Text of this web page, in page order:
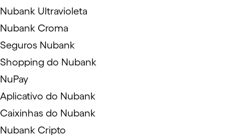
Nubank Ultravioleta
Nubank Croma
Seguros Nubank
Shopping do Nubank
NuPay
Aplicativo do Nubank
Caixinhas do Nubank
Nubank Cripto